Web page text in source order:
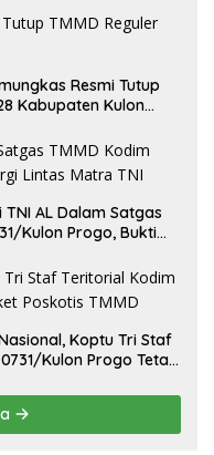
Resmi Tutup
Kabupaten Kulon
AL Dalam Satgas
Kulon Progo, Bukti
Koptu Tri Staf
Kulon Progo Tetap